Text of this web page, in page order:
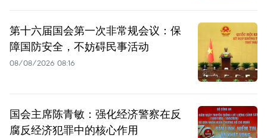
第十六届国会第一次非常规会议：保
障国防安全，不妨碍民事活动
08/08/2026 08:16
国会主席陈青敏：强化经济警察在反
腐反经济犯罪中的核心作用